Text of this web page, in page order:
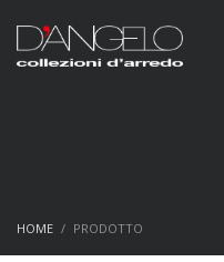
HOME PRODOTTO